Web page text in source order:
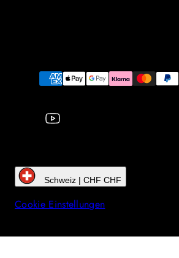
Zahlungsarten
YouTube
Schweiz | CHF CHF
Cookie Einstellungen